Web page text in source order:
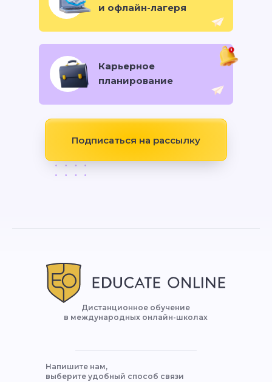
Подписаться на рассылку
и офлайн-лагеря
Карьерное
планирование
Напишите нам,
выберите удобный способ связи
Дистанционное обучение
в международных онлайн-школах